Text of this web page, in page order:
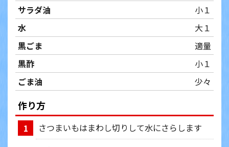
サラダ油
小１
水
大１
黒ごま
適量
黒酢
小１
ごま油
少々
作り方
1 さつまいもはまわし切りして水にさらします